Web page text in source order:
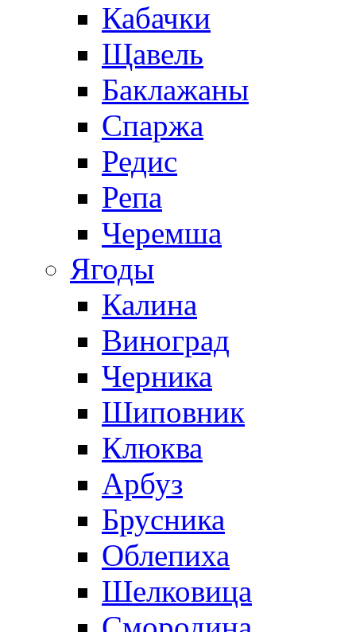
Кабачки
Щавель
Баклажаны
Спаржа
Редис
Репа
Черемша
Ягоды
Калина
Виноград
Черника
Шиповник
Клюква
Арбуз
Брусника
Облепиха
Шелковица